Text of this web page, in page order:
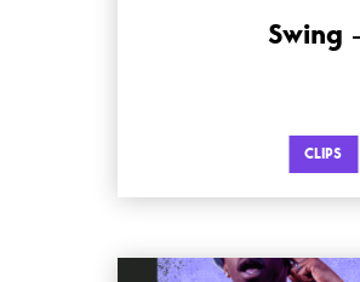
Swing
CLIPS